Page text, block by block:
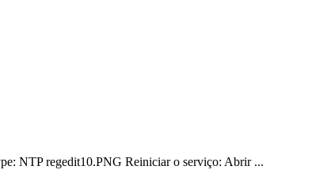
NTP regedit10.PNG Reiniciar o serviço: Abrir ...